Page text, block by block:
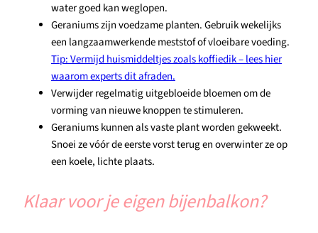
water goed kan weglopen.
Geraniums zijn voedzame planten. Gebruik wekelijks
een langzaamwerkende meststof of vloeibare voeding.
Tip: Vermijd huismiddeltjes zoals koffiedik – lees hier
waarom experts dit afraden.
Verwijder regelmatig uitgebloeide bloemen om de
vorming van nieuwe knoppen te stimuleren.
Geraniums kunnen als vaste plant worden gekweekt.
Snoei ze vóór de eerste vorst terug en overwinter ze op
een koele, lichte plaats.
Klaar voor je eigen bijenbalkon?